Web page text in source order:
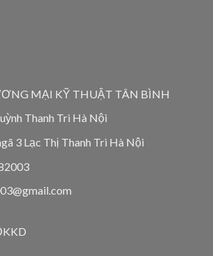
MẠI KỸ THUẬT TÂN BÌNH
Thanh Trì Hà Nội
3 Lạc Thị Thanh Trì Hà Nội